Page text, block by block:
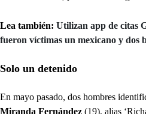
Lea también: Utilizan app de citas
fueron víctimas un mexicano y dos
Solo un detenido
En mayo pasado, dos hombres
Miranda Fernández (19), alias